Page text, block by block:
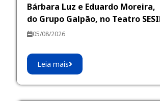
Bárbara Luz e Eduardo
do Grupo Galpão, no Teatro
05/08/2026
Leia mais